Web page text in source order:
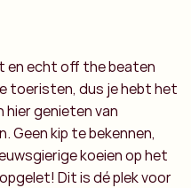
en echt off the beaten
toeristen, dus je hebt het
hier genieten van
Geen kip te bekennen,
koeien op het
Dit is dé plek voor